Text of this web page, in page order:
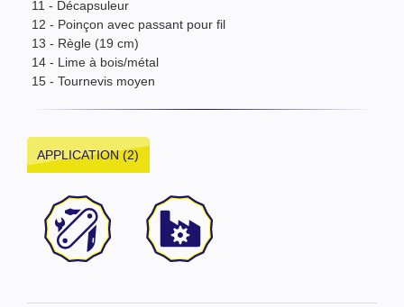
11 - Décapsuleur
12 - Poinçon avec passant pour fil
13 - Règle (19 cm)
14 - Lime à bois/métal
15 - Tournevis moyen
APPLICATION (2)